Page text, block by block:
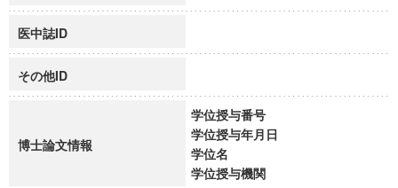
医中誌ID
その他ID
博士論文情報
学位授与番号
学位授与年月日
学位名
学位授与機関